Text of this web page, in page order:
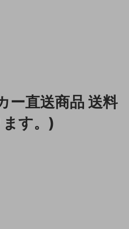
ペット用品
ー直送商品 送料
す。)